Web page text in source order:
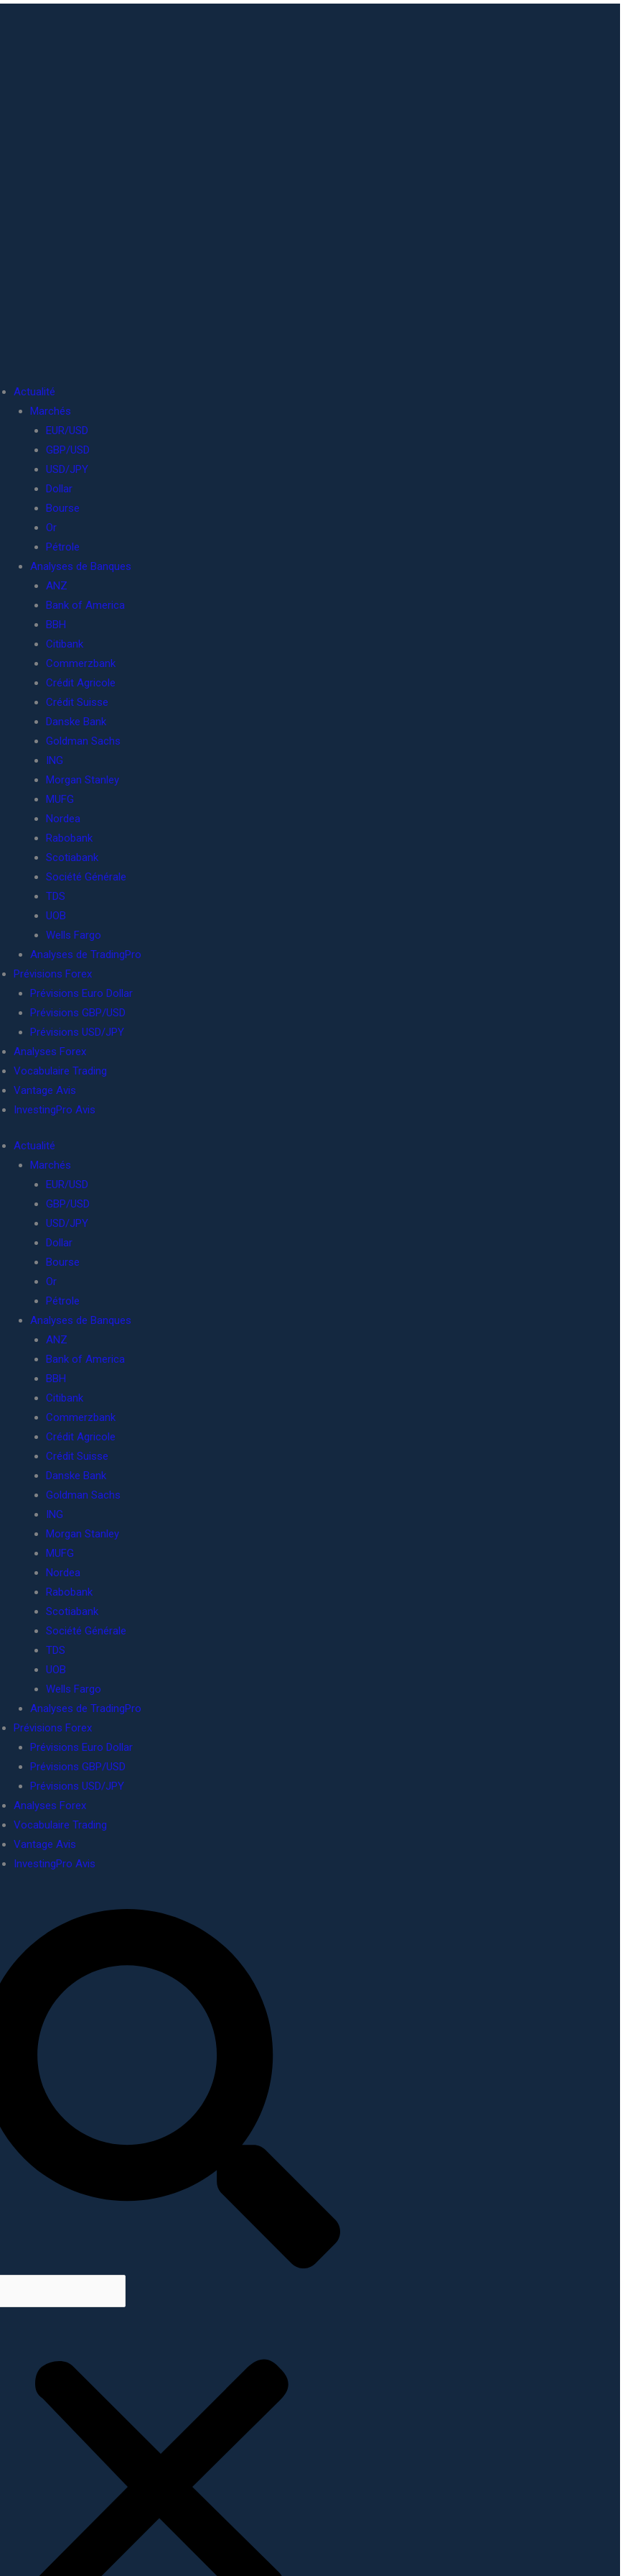
Actualité
Marchés
EUR/USD
GBP/USD
USD/JPY
Dollar
Bourse
Or
Pétrole
Analyses de Banques
ANZ
Bank of America
BBH
Citibank
Commerzbank
Crédit Agricole
Crédit Suisse
Danske Bank
Goldman Sachs
ING
Morgan Stanley
MUFG
Nordea
Rabobank
Scotiabank
Société Générale
TDS
UOB
Wells Fargo
Analyses de TradingPro
Prévisions Forex
Prévisions Euro Dollar
Prévisions GBP/USD
Prévisions USD/JPY
Analyses Forex
Vocabulaire Trading
Vantage Avis
InvestingPro Avis
Actualité
Marchés
EUR/USD
GBP/USD
USD/JPY
Dollar
Bourse
Or
Pétrole
Analyses de Banques
ANZ
Bank of America
BBH
Citibank
Commerzbank
Crédit Agricole
Crédit Suisse
Danske Bank
Goldman Sachs
ING
Morgan Stanley
MUFG
Nordea
Rabobank
Scotiabank
Société Générale
TDS
UOB
Wells Fargo
Analyses de TradingPro
Prévisions Forex
Prévisions Euro Dollar
Prévisions GBP/USD
Prévisions USD/JPY
Analyses Forex
Vocabulaire Trading
Vantage Avis
InvestingPro Avis